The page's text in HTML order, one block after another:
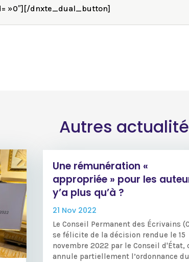
»0″][/dnxte_dual_button]
Autres
Une rémunération «
appropriée » pour les
y’a plus qu’à ?
21 Nov 2022
Le Conseil Permanent des Écrivains
se félicite de la décision rendue le 15
novembre 2022 par le Conseil d'État,
annule partiellement l’ordonnance du